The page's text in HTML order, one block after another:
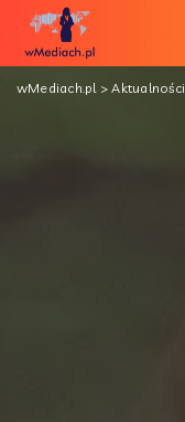
wMediach.pl>Aktualności